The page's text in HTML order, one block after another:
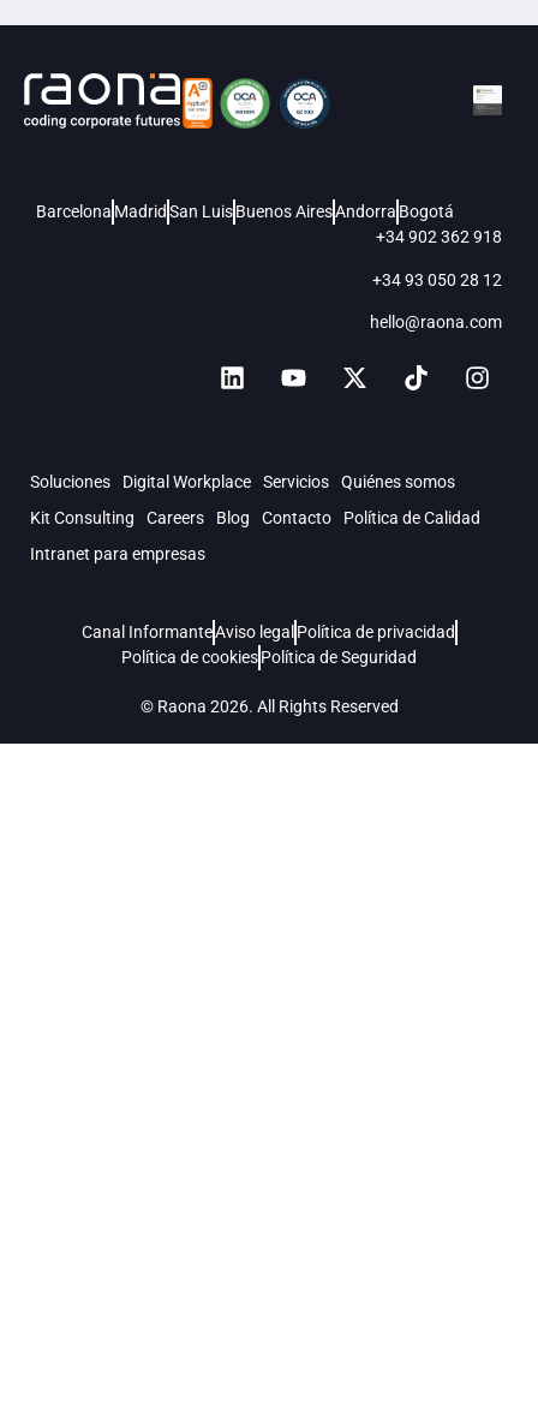
Barcelona MadridSan LuisBuenos AiresAndorra Bogotá
+34 902 362 918
+34 93 050 28 12
hello@raona.com
Soluciones Digital Workplace Servicios
Quiénes somos
Kit Consulting
Careers Blog Contacto
Política de Calidad
Intranet para empresas
© Raona 2026. All Rights Reserved
Canal InformanteAviso legal Política de privacidad
Política de cookiesPolítica de Seguridad